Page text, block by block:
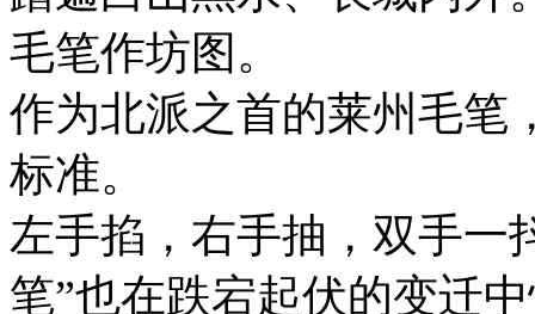
毛笔作坊图。
作为北派之首的莱州毛笔
标准。
左手掐，右手抽，双手一
笔”也在跌宕起伏的变迁